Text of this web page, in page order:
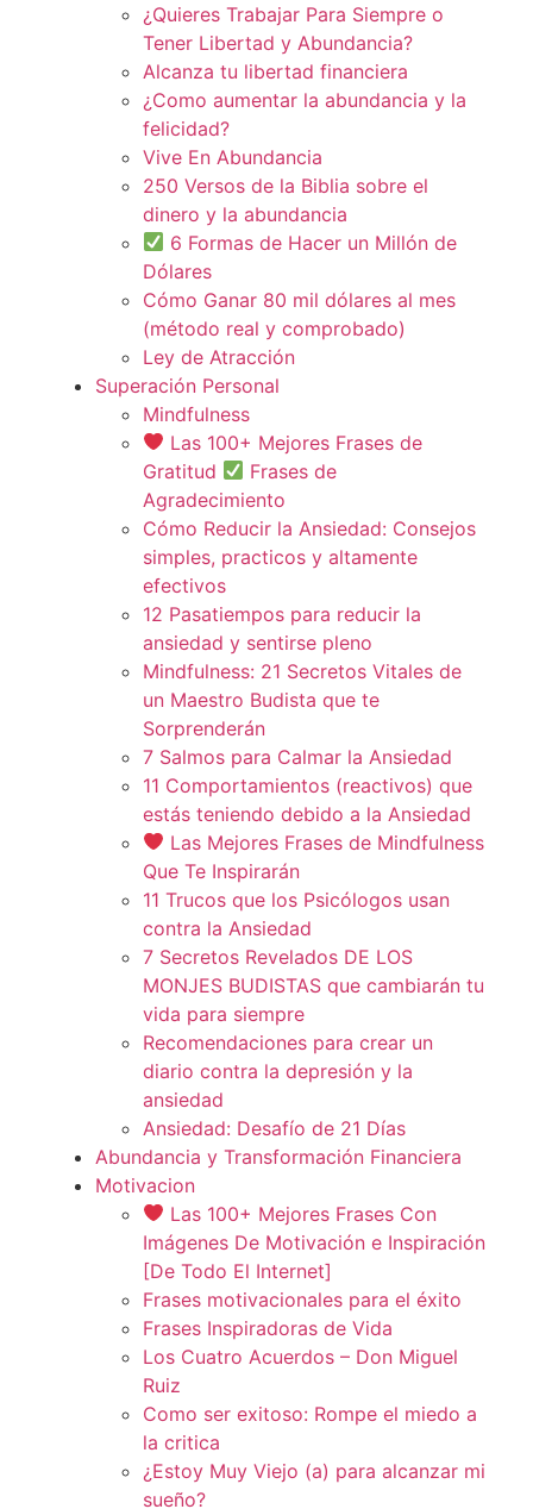
¿Quieres Trabajar Para Siempre o
Tener Libertad y Abundancia?
Alcanza tu libertad financiera
¿Como aumentar la abundancia y la
felicidad?
Vive En Abundancia
250 Versos de la Biblia sobre el
dinero y la abundancia
6 Formas de Hacer un Millón de
Dólares
Cómo Ganar 80 mil dólares al mes
(método real y comprobado)
Ley de Atracción
Superación Personal
Mindfulness
Las 100+ Mejores Frases de
Gratitud
Frases de
Agradecimiento
Cómo Reducir la Ansiedad: Consejos
simples, practicos y altamente
efectivos
12 Pasatiempos para reducir la
ansiedad y sentirse pleno
Mindfulness: 21 Secretos Vitales de
un Maestro Budista que te
Sorprenderán
7 Salmos para Calmar la Ansiedad
11 Comportamientos (reactivos) que
estás teniendo debido a la Ansiedad
Las Mejores Frases de Mindfulness
Que Te Inspirarán
11 Trucos que los Psicólogos usan
contra la Ansiedad
7 Secretos Revelados DE LOS
MONJES BUDISTAS que cambiarán tu
vida para siempre
Recomendaciones para crear un
diario contra la depresión y la
ansiedad
Ansiedad: Desafío de 21 Días
Abundancia y Transformación Financiera
Motivacion
Las 100+ Mejores Frases Con
Imágenes De Motivación e Inspiración
[De Todo El Internet]
Frases motivacionales para el éxito
Frases Inspiradoras de Vida
Los Cuatro Acuerdos – Don Miguel
Ruiz
Como ser exitoso: Rompe el miedo a
la critica
¿Estoy Muy Viejo (a) para alcanzar mi
sueño?